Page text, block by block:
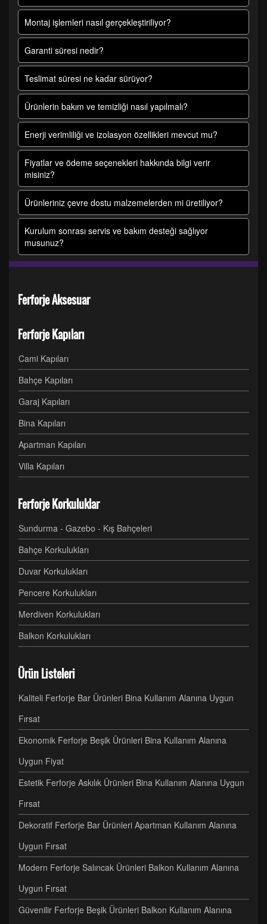
Montaj işlemleri nasıl gerçekleştiriliyor?
Garanti süresi nedir?
Teslimat süresi ne kadar sürüyor?
Ürünlerin bakım ve temizliği nasıl yapılmalı?
Enerji verimliliği ve izolasyon özellikleri mevcut mu?
Fiyatlar ve ödeme seçenekleri hakkında bilgi verir
misiniz?
Ürünleriniz çevre dostu malzemelerden mi üretiliyor?
Kurulum sonrası servis ve bakım desteği sağlıyor
musunuz?
Ferforje Aksesuar
Ferforje Kapıları
Cami Kapıları
Bahçe Kapıları
Garaj Kapıları
Bina Kapıları
Apartman Kapıları
Villa Kapıları
Ferforje Korkuluklar
Sundurma - Gazebo - Kış Bahçeleri
Bahçe Korkulukları
Duvar Korkulukları
Pencere Korkulukları
Merdiven Korkulukları
Balkon Korkulukları
Ürün Listeleri
Kaliteli Ferforje Bar Ürünleri Bina Kullanım Alanına Uygun
Fırsat
Ekonomik Ferforje Beşik Ürünleri Bina Kullanım Alanına
Uygun Fiyat
Estetik Ferforje Askılık Ürünleri Bina Kullanım Alanına Uygun
Fırsat
Dekoratif Ferforje Bar Ürünleri Apartman Kullanım Alanına
Uygun Fırsat
Modern Ferforje Salıncak Ürünleri Balkon Kullanım Alanına
Uygun Fırsat
Güvenilir Ferforje Beşik Ürünleri Balkon Kullanım Alanına